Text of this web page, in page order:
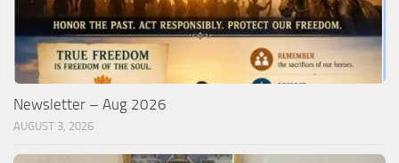
Newsletter – Aug 2026
AUGUST 3, 2026